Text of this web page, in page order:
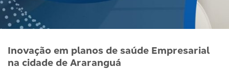
Inovação em planos de saúde Empresarial
na cidade de Araranguá